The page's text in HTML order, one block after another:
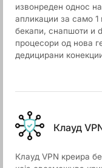
извонреден однос
апликации за само
бекапи, снапшоти и
процесори од нова
дедицирани
Клауд
Клауд VPN креира